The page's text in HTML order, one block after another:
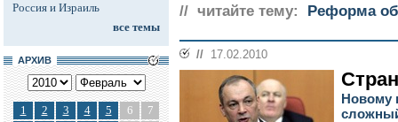
Россия и Израиль
все темы
АРХИВ
1 2 3 4 5 6
7
// читайте тему: Реформа
// 17.02.2010
Новому